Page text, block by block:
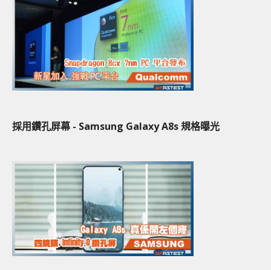
採用鑽孔屏幕 - Samsung Galaxy A8s 規格曝光